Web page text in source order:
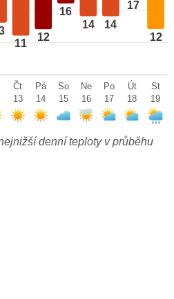
11
12
16
14 14
17
12
Čt
13
Pá
14
So
15
Ne
16
Po
17
Út
18
St
19
denní teploty v průběhu